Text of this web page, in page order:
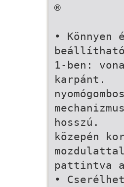
®
• Könnyen
1-ben:
karpánt.
nyomógombos
hosszú.
közepén
pattintva
•